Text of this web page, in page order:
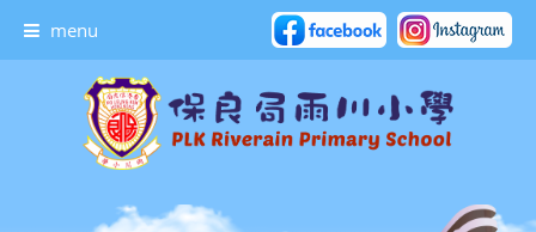
menu